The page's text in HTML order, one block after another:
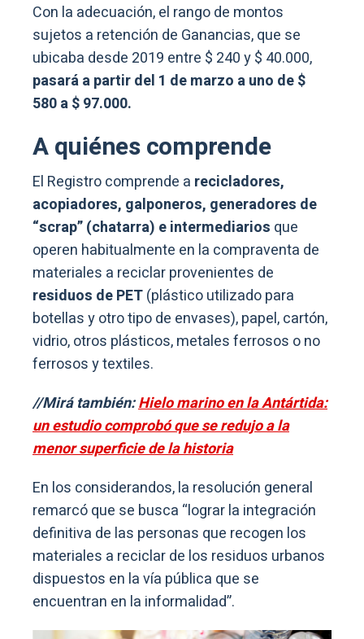
Con la adecuación, el rango de montos
sujetos a retención de Ganancias, que se
ubicaba desde 2019 entre $ 240 y $ 40.000,
pasará a partir del 1 de marzo a uno de $
580 a $ 97.000.
A quiénes comprende
El Registro comprende a recicladores,
acopiadores, galponeros, generadores de
“scrap” (chatarra) e intermediarios que
operen habitualmente en la compraventa de
materiales a reciclar provenientes de
residuos de PET(plástico utilizado para
botellas y otro tipo de envases), papel, cartón,
vidrio, otros plásticos, metales ferrosos o no
ferrosos y textiles.
//Mirá también:Hielo marino en la Antártida:
un estudio comprobó que se redujo a la
menor superficie de la historia
En los considerandos, la resolución general
remarcó que se busca “lograr la integración
definitiva de las personas que recogen los
materiales a reciclar de los residuos urbanos
dispuestos en la vía pública que se
encuentran en la informalidad”.